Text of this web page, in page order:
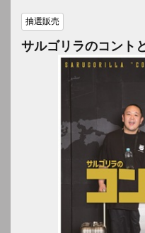
抽選販売
サルゴリラのコント